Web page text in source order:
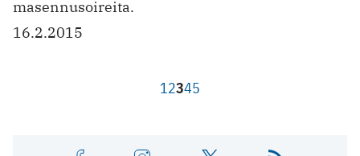
masennusoireita.
16.2.2015
12345